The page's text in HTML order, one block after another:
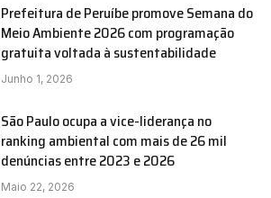
Prefeitura de Peruíbe promove Semana do
Meio Ambiente 2026 com programação
gratuita voltada à sustentabilidade
Junho 1, 2026
São Paulo ocupa a vice-liderança no
ranking ambiental com mais de 26 mil
denúncias entre 2023 e 2026
Maio 22, 2026